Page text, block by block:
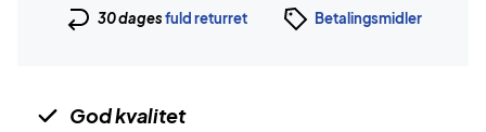
30 dagesfuld returret Betalingsmidler
God kvalitet